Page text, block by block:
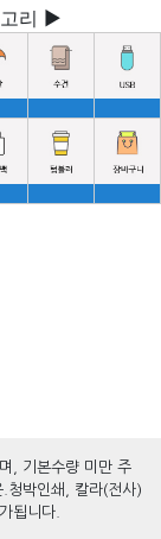
리 ▶
, 기본수량 미만 주
청박인쇄, 칼라(전사)
됩니다.